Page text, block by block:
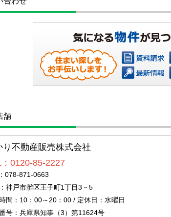
舗
り不動産販売株式会社
0120-85-2227
078-871-0663
神戸市灘区王子町1丁目3－5
間：10：00～20：00 / 定休日：水曜日
号：兵庫県知事（3）第11624号